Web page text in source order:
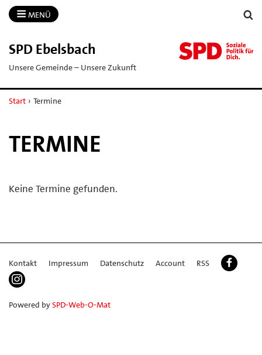
MENÜ
SPD Ebelsbach
Unsere Gemeinde – Unsere Zukunft
Start › Termine
TERMINE
Keine Termine gefunden.
Kontakt Impressum Datenschutz Account RSS
Powered bySPD-Web-O-Mat